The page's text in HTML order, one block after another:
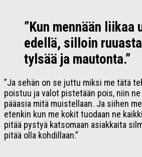
”Kun mennään liikaa
edellä, silloin
tylsää ja mautonta.”
”Ja sehän on se juttu miksi me tätä
poistuu ja valot pistetään pois, niin
pääasia mitä muistellaan. Ja siihen
etenkin kun me kokit tuodaan ne
pitää pystyä katsomaan asiakkaita
pitää olla kohdillaan.”